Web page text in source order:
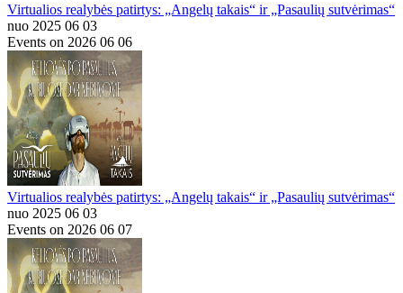
Virtualios realybės patirtys: „Angelų takais“ ir „Pasaulių sutvėrimas“
nuo 2025 06 03
Events on 2026 06 06
Virtualios realybės patirtys: „Angelų takais“ ir „Pasaulių sutvėrimas“
nuo 2025 06 03
Events on 2026 06 07